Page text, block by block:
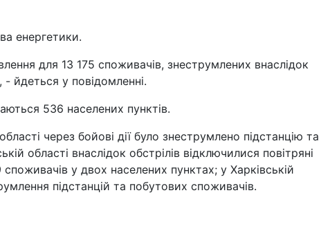
енергетики.
для 13 175 споживачів, знеструмлених внаслідок
йдеться у повідомленні.
536 населених пунктів.
через бойові дії було знеструмлено підстанцію та
області внаслідок обстрілів відключилися повітряні
у двох населених пунктах; у Харківській
підстанцій та побутових споживачів.